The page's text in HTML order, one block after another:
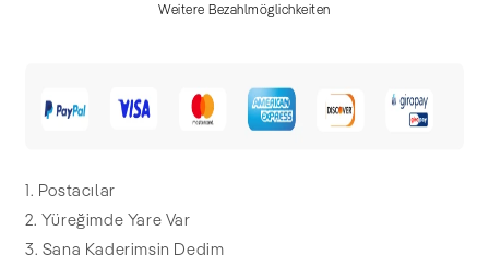
Weitere Bezahlmöglichkeiten
1. Postacılar
2. Yüreğimde Yare Var
3. Sana Kaderimsin Dedim